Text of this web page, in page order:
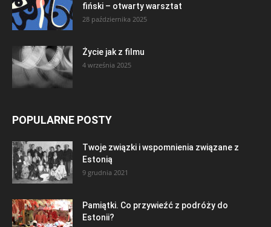
fiński – otwarty warsztat
28 października 2025
Życie jak z filmu
4 września 2025
POPULARNE POSTY
Twoje związki i wspomnienia związane z
Estonią
9 grudnia 2021
Pamiątki. Co przywieźć z podróży do
Estonii?